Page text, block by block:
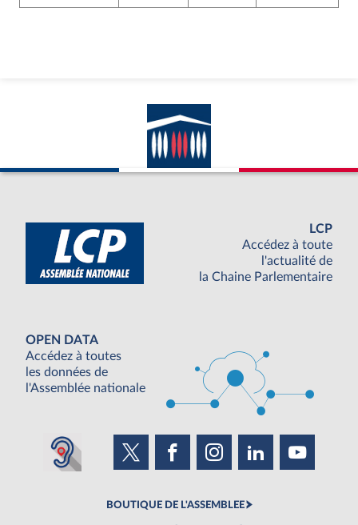
LCP
Accédez à toute
l'actualité de
la Chaine Parlementaire
OPEN DATA
Accédez à toutes
les données de
l'Assemblée nationale
BOUTIQUE DE L'ASSEMBLEE